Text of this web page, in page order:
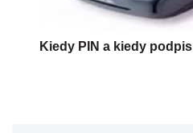
Kiedy PIN a kiedy podpis